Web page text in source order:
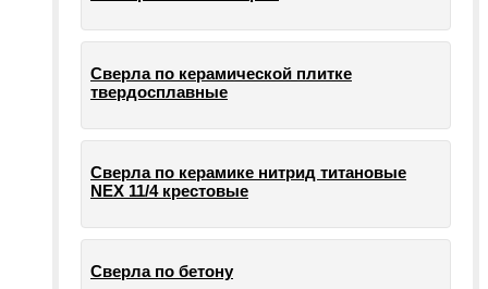
Сверла по керамической плитке
твердосплавные
Сверла по керамике нитрид титановые
NEX 11/4 крестовые
Сверла по бетону